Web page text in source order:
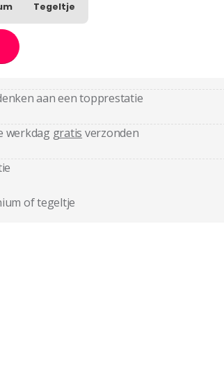
Tegeltje
aan een topprestatie
werkdag gratis verzonden
of tegeltje